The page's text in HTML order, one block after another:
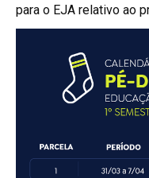
para o EJA relativo ao